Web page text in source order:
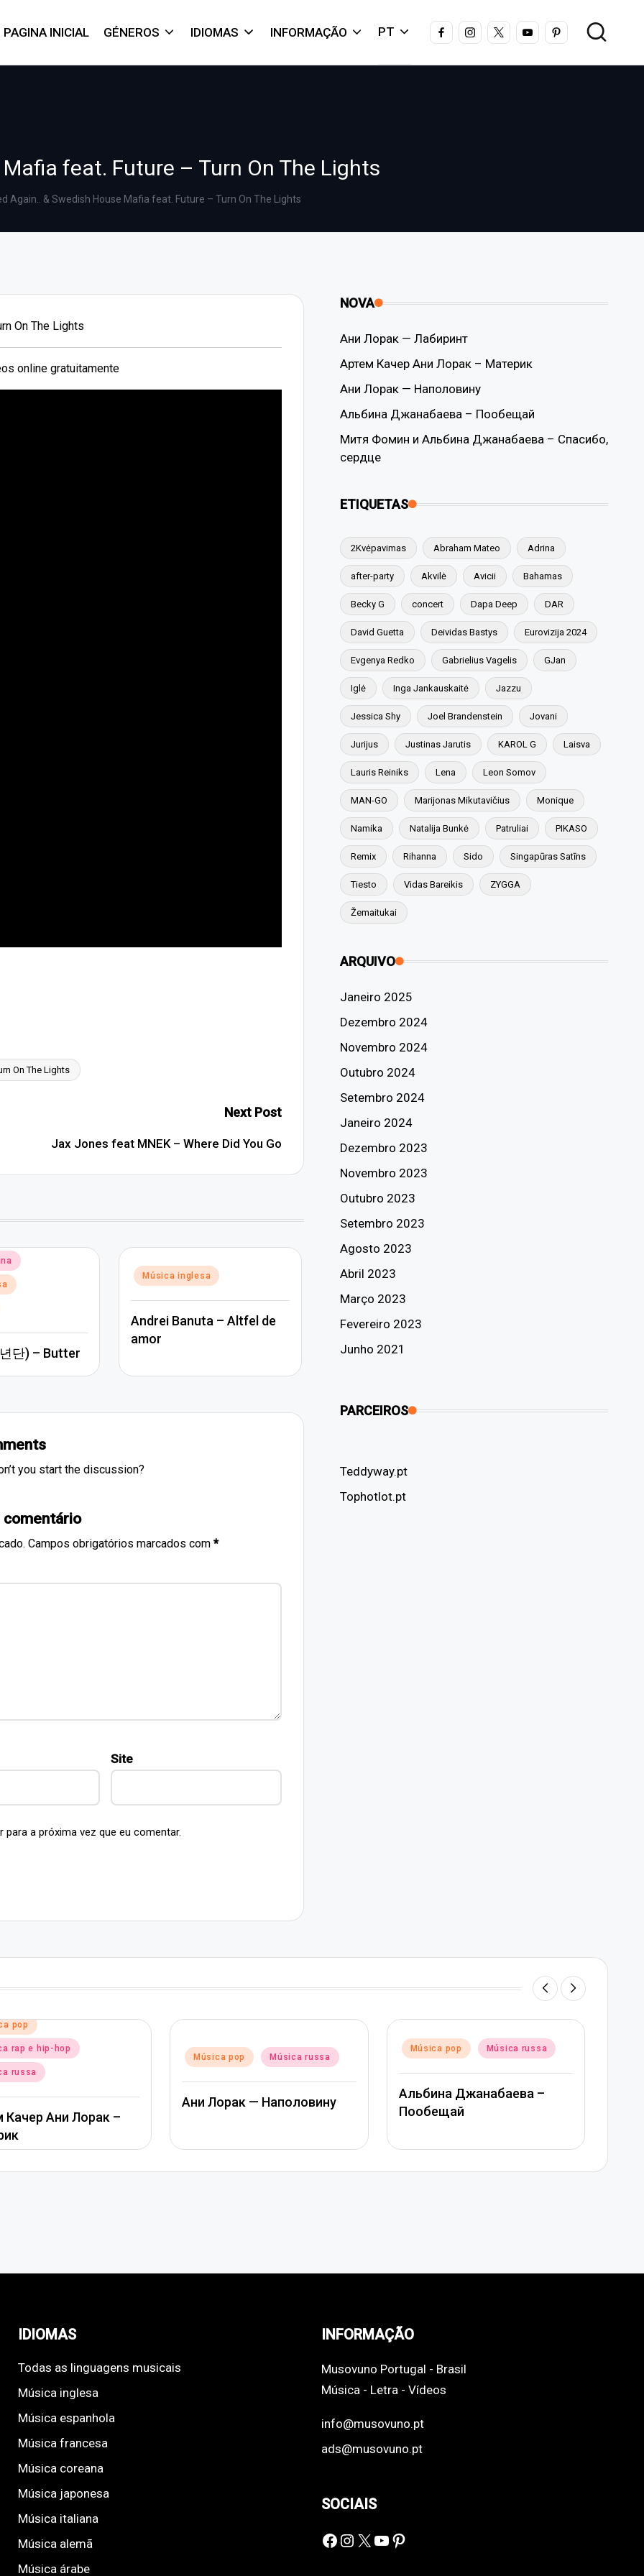
PAGINA INICIAL GÉNEROS IDIOMAS INFORMAÇÃO PT FACEBOOKINSTAGRAM
X YOUTUBEPINTEREST
feat. Future – Turn On The Lights
Again.. & Swedish House Mafia feat. Future – Turn On The Lights
On The Lights
online gratuitamente
On The Lights
Next Post
Jax Jones feat MNEK – Where Did You Go
단) – Butter
Posted
Música inglesa
Andrei Banuta – Altfel de
amor
you start the discussion?
comentário
Campos obrigatórios marcados com *
Site
a próxima vez que eu comentar.
NOVA
Ани Лорак — Лабиринт
Артем Качер Ани Лорак – Материк
Ани Лорак — Наполовину
Альбина Джанабаева – Пообещай
Митя Фомин и Альбина Джанабаева – Спасибо,
сердце
ETIQUETAS
2Kvėpavimas Abraham Mateo Adrina
after-party Akvilė Avicii Bahamas
Becky G concert Dapa Deep DAR
David Guetta Deividas Bastys Eurovizija 2024
Evgenya Redko Gabrielius Vagelis GJan
Iglė Inga Jankauskaitė Jazzu
Jessica Shy Joel Brandenstein Jovani
Jurijus Justinas Jarutis KAROL G Laisva
Lauris Reiniks Lena Leon Somov
MAN-GO Marijonas Mikutavičius Monique
Namika Natalija Bunkė Patruliai PIKASO
Remix Rihanna Sido Singapūras Satīns
Tiesto Vidas Bareikis ZYGGA
Žemaitukai
ARQUIVO
Janeiro 2025
Dezembro 2024
Novembro 2024
Outubro 2024
Setembro 2024
Janeiro 2024
Dezembro 2023
Novembro 2023
Outubro 2023
Setembro 2023
Agosto 2023
Abril 2023
Março 2023
Fevereiro 2023
Junho 2021
PARCEIROS
Teddyway.pt
Tophotlot.pt
Posted
in
Música pop
Ани Лорак — Наполовину
Posted
in
Música pop Música russa
Пообещай
Posted
in
Música pop Música russa
Митя Фомин и Альбина
Джанабаева – Спасибо,
сердце
IDIOMAS
Todas as linguagens musicais
Música inglesa
Música espanhola
Música francesa
Música coreana
Música japonesa
Música italiana
Música alemã
Música árabe
INFORMAÇÃO
Musovuno Portugal - Brasil
Música - Letra - Vídeos
info@musovuno.pt
ads@musovuno.pt
SOCIAIS
Facebook
Instagram
X YouTube
Pinterest